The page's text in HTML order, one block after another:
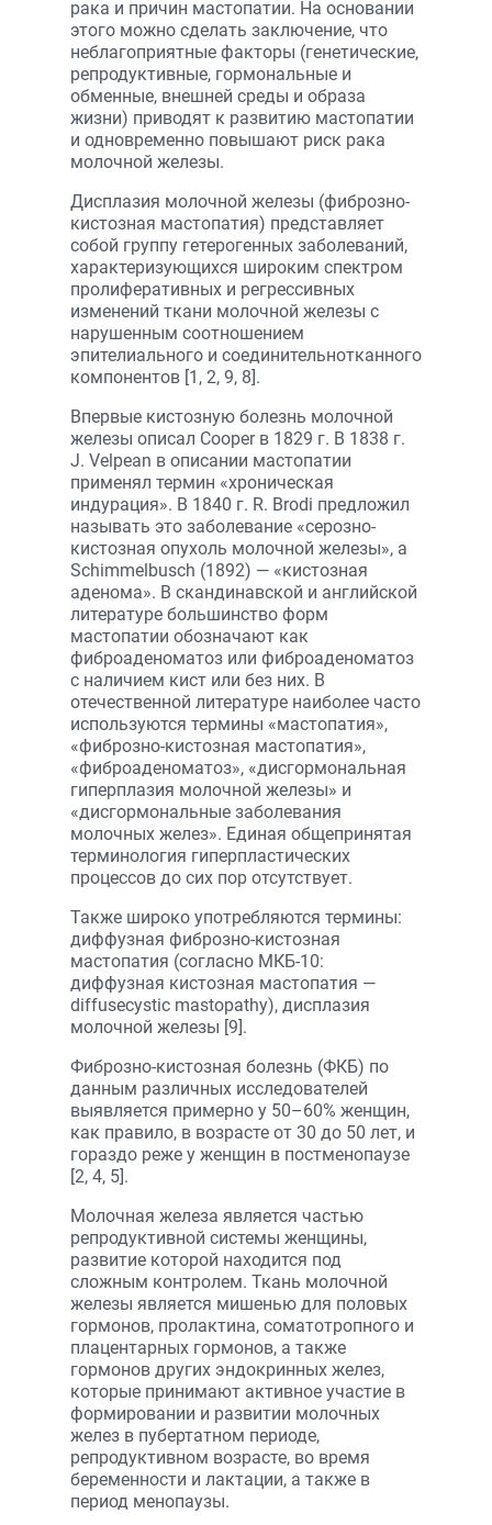
рака и причин мастопатии. На основании
этого можно сделать заключение, что
неблагоприятные факторы (генетические,
репродуктивные, гормональные и
обменные, внешней среды и образа
жизни) приводят к развитию мастопатии
и одновременно повышают риск рака
молочной железы.
Дисплазия молочной железы (фиброзно-
кистозная мастопатия) представляет
собой группу гетерогенных заболеваний,
характеризующихся широким спектром
пролиферативных и регрессивных
изменений ткани молочной железы с
нарушенным соотношением
эпителиального и соединительно­тканного
компонентов [1, 2, 9, 8].
Впервые кистозную болезнь молочной
железы описал Cooper в 1829 г. В 1838 г.
J. Velpean в описании мастопатии
применял термин «хроническая
индурация». В 1840 г. R. Brodi предложил
называть это заболевание «серозно-
кистозная опухоль молочной железы», а
Schimmelbusch (1892) — «кистозная
аденома». В скандинавской и английской
литературе большинство форм
мастопатии обозначают как
фиброаденоматоз или фиброаденоматоз
с наличием кист или без них. В
отечественной литературе наиболее часто
используются термины «мастопатия»,
«фиброзно-кистозная мастопатия»,
«фиброаденоматоз», «дисгормональная
гиперплазия молочной железы» и
«дисгормональные заболевания
молочных желез». Единая общепринятая
терминология гиперпластических
процессов до сих пор отсутствует.
Также широко употребляются термины:
диффузная фиброзно-кистозная
мастопатия (согласно МКБ-10:
диффузная кистозная мастопатия —
diffusecystic mastopathy), дисплазия
молочной железы [9].
Фиброзно-кистозная болезнь (ФКБ) по
данным различных исследователей
выявляется примерно у 50–60% женщин,
как правило, в возрасте от 30 до 50 лет, и
гораздо реже у женщин в постменопаузе
[2, 4, 5].
Молочная железа является частью
репродуктивной системы женщины,
развитие которой находится под
сложным контролем. Ткань молочной
железы является мишенью для половых
гормонов, пролактина, соматотропного и
плацентарных гормонов, а также
гормонов других эндокринных желез,
которые принимают активное участие в
формировании и развитии молочных
желез в пубертатном периоде,
репродуктивном возрасте, во время
беременности и лактации, а также в
период менопаузы.